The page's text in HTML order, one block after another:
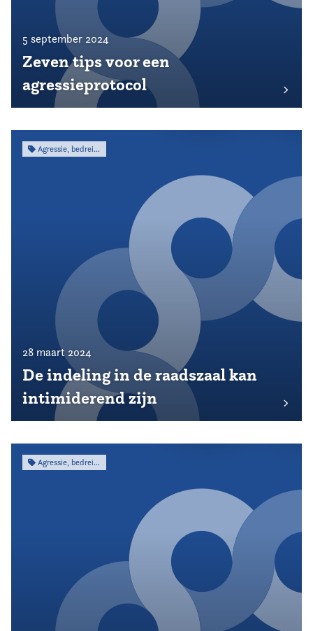
5 september 2024
Zeven tips voor een
agressieprotocol
Agressie, bedreiging & intimidatie
28 maart 2024
De indeling in de raadszaal kan
intimiderend zijn
Agressie, bedreiging & intimidatie